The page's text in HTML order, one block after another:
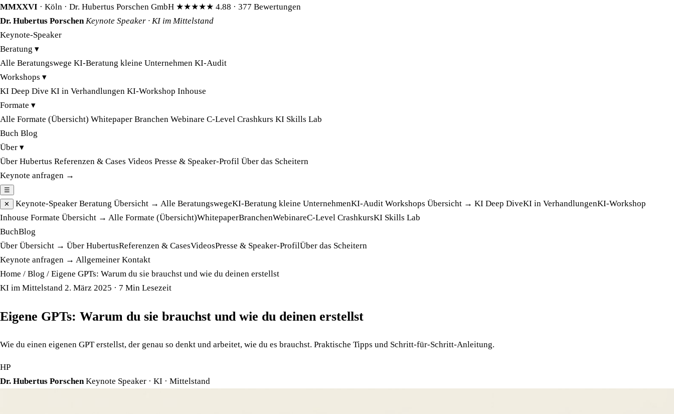
MMXXVI · Köln · Dr. Hubertus Porschen GmbH ★★★★★ 4.88 · 377 Bewertungen
Dr. Hubertus Porschen Keynote Speaker · KI im Mittelstand
Keynote-Speaker
Beratung ▾
Alle Beratungswege KI-Beratung kleine Unternehmen KI-Audit
Workshops ▾
KI Deep Dive KI in Verhandlungen KI-Workshop Inhouse
Formate ▾
Alle Formate (Übersicht) Whitepaper Branchen Webinare C-Level Crashkurs KI Skills Lab
Buch Blog
Über ▾
Über Hubertus Referenzen & Cases Videos Presse & Speaker-Profil Über das Scheitern
Keynote anfragen →
☰
✕
Keynote-Speaker Beratung Übersicht → Alle BeratungswegeKI-Beratung kleine UnternehmenKI-Audit Workshops Übersicht → KI Deep DiveKI in VerhandlungenKI-Workshop
Inhouse Formate Übersicht → Alle Formate (Übersicht)WhitepaperBranchenWebinareC-Level CrashkursKI Skills Lab
BuchBlog
Über Übersicht → Über HubertusReferenzen & CasesVideosPresse & Speaker-ProfilÜber das Scheitern
Keynote anfragen → Allgemeiner Kontakt
Home / Blog / Eigene GPTs: Warum du sie brauchst und wie du deinen erstellst
KI im Mittelstand 2. März 2025 · 7 Min Lesezeit
Eigene GPTs: Warum du sie brauchst und wie du deinen erstellst
Wie du einen eigenen GPT erstellst, der genau so denkt und arbeitet, wie du es brauchst. Praktische Tipps und Schritt-für-Schritt-Anleitung.
HP
Dr. Hubertus Porschen Keynote Speaker · KI · Mittelstand